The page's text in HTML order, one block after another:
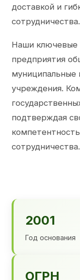
доставкой и
сотрудничества.
Наши ключевые
предприятия
муниципальные
учреждения.
подтверждая
сотрудничества.
2001
Год основания
ОГРН